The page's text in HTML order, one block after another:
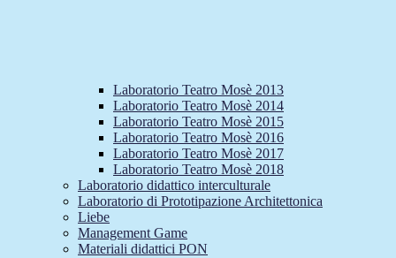
Laboratorio Teatro Mosè 2013
Laboratorio Teatro Mosè 2014
Laboratorio Teatro Mosè 2015
Laboratorio Teatro Mosè 2016
Laboratorio Teatro Mosè 2017
Laboratorio Teatro Mosè 2018
Laboratorio didattico interculturale
Laboratorio di Prototipazione Architettonica
Liebe
Management Game
Materiali didattici PON